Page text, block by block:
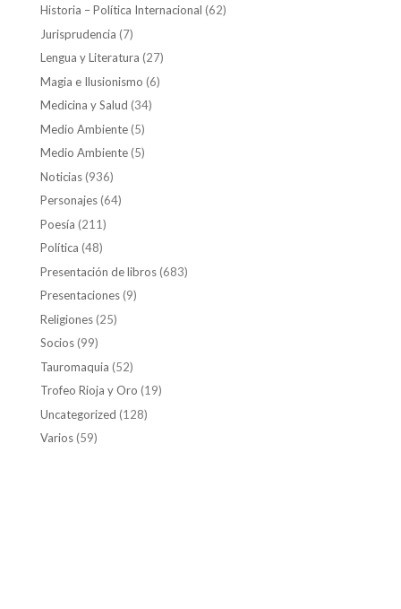
Historia – Política Internacional (62)
Jurisprudencia (7)
Lengua y Literatura (27)
Magia e Ilusionismo (6)
Medicina y Salud (34)
Medio Ambiente(5)
Medio Ambiente(5)
Noticias(936)
Personajes(64)
Poesía (211)
Política (48)
Presentación de libros(683)
Presentaciones(9)
Religiones(25)
Socios(99)
Tauromaquia (52)
Trofeo Rioja y Oro (19)
Uncategorized (128)
Varios(59)